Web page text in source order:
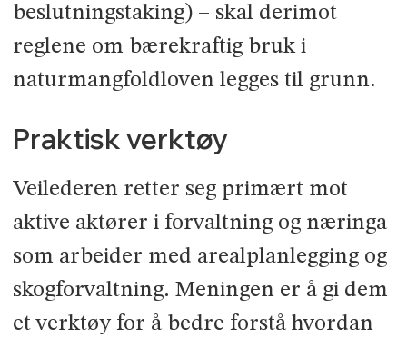
beslutningstaking) – skal derimot
reglene om bærekraftig bruk i
naturmangfoldloven legges til grunn.
Praktisk verktøy
Veilederen retter seg primært mot
aktive aktører i forvaltning og næringa
som arbeider med arealplanlegging og
skogforvaltning. Meningen er å gi dem
et verktøy for å bedre forstå hvordan